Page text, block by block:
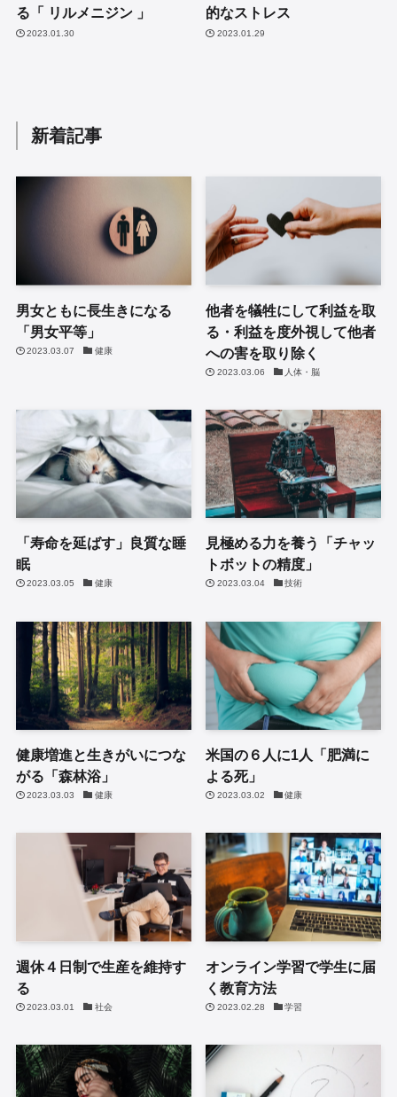
る「 リルメニジン 」
2023.01.30
的なストレス
2023.01.29
新着記事
男女ともに長生きになる
「男女平等」
2023.03.07 健康
他者を犠牲にして利益を取
る・利益を度外視して他者
への害を取り除く
2023.03.06 人体・脳
「寿命を延ばす」良質な睡
眠
2023.03.05 健康
見極める力を養う「チャッ
トボットの精度」
2023.03.04 技術
健康増進と生きがいにつな
がる「森林浴」
2023.03.03 健康
米国の６人に1人「肥満に
よる死」
2023.03.02 健康
週休４日制で生産を維持す
る
2023.03.01 社会
オンライン学習で学生に届
く教育方法
2023.02.28 学習